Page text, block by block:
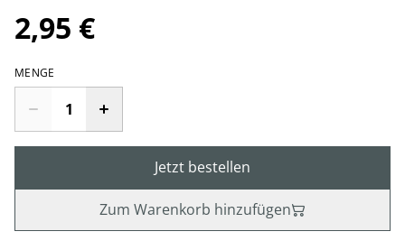
2,95 €
MENGE
Jetzt bestellen
Zum Warenkorb hinzufügen